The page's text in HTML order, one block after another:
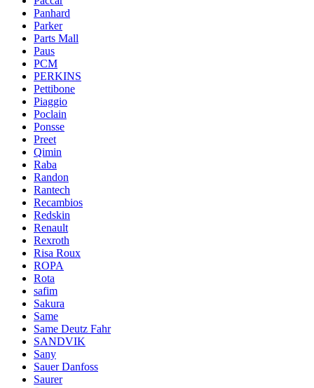
Panhard
Parker
Parts Mall
Paus
PCM
PERKINS
Pettibone
Piaggio
Poclain
Ponsse
Preet
Qimin
Raba
Randon
Rantech
Recambios
Redskin
Renault
Rexroth
Risa Roux
ROPA
Rota
safim
Sakura
Same
Same Deutz Fahr
SANDVIK
Sany
Sauer Danfoss
Saurer